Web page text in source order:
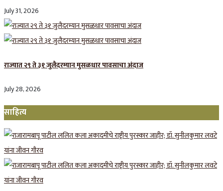
July 31, 2026
राज्यात २९ ते ३१ जुलैदरम्यान मुसळधार पावसाचा अंदाज
July 28, 2026
साहित्य